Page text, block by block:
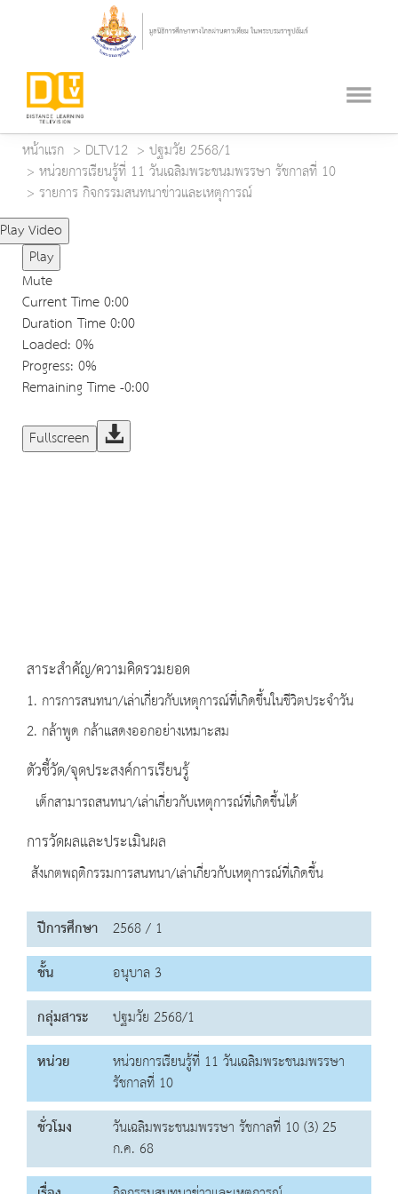
หน้าแรก DLTV12
ปฐมวัย 2568/1
หน่วยการเรียนรู้ที่ 11 วันเฉลิมพระชนมพรรษา รัชกาลที่ 10
รายการ กิจกรรมสนทนาข่าวและเหตุการณ์
Play Video
Play
Mute
Current Time0:00
Duration Time0:00
Loaded: 0%
Progress: 0%
Remaining Time-0:00
Fullscreen
สาระสำคัญ/ความคิดรวมยอด
1. การการสนทนา/เล่าเกี่ยวกับเหตุการณ์ที่เกิดขึ้นในชีวิตประจำวัน
2. กล้าพูด กล้าแสดงออกอย่างเหมาะสม
ตัวชี้วัด/จุดประสงค์การเรียนรู้
เด็กสามารถสนทนา/เล่าเกี่ยวกับเหตุการณ์ที่เกิดขึ้นได้
การวัดผลและประเมินผล
สังเกตพฤติกรรมการสนทนา/เล่าเกี่ยวกับเหตุการณ์ที่เกิดขึ้น
ปีการศึกษา 2568 / 1
ชั้น
อนุบาล 3
กลุ่มสาระ
ปฐมวัย 2568/1
หน่วย
หน่วยการเรียนรู้ที่ 11 วันเฉลิมพระชนมพรรษา
รัชกาลที่ 10
ชั่วโมง
วันเฉลิมพระชนมพรรษา รัชกาลที่ 10 (3) 25
ก.ค. 68